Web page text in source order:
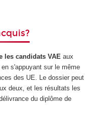
les candidats VAE aux
s'appuyant sur le même
des UE. Le dossier peut
deux, et les résultats les
du diplôme de